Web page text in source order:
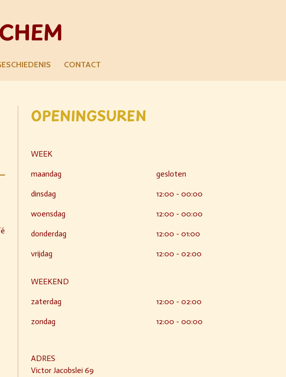
CONTACT
OPENINGSUREN
WEEK
maandag gesloten
dinsdag 12:00 - 00:00
woensdag 12:00 - 00:00
donderdag 12:00 - 01:00
vrijdag 12:00 - 02:00
WEEKEND
zaterdag 12:00 - 02:00
zondag 12:00 - 00:00
ADRES
Victor Jacobslei 69